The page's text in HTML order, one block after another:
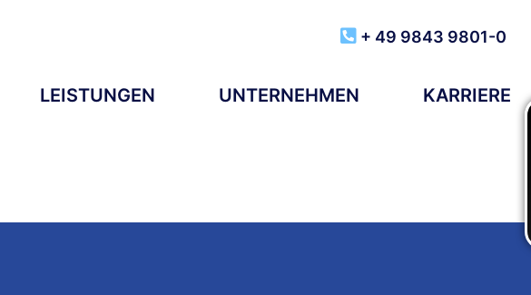
+ 49 9843 9801-0
LEISTUNGEN UNTERNEHMEN KARRIERE